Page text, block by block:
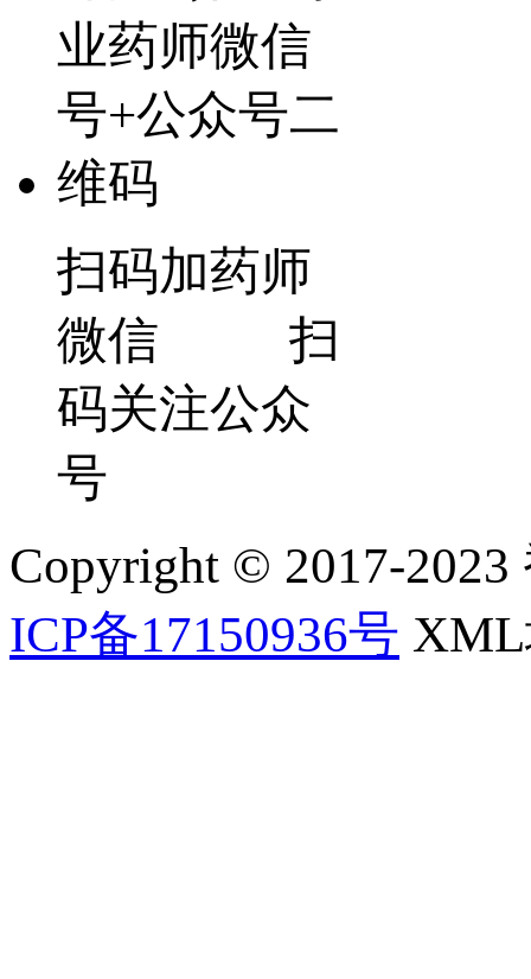
扫码加药师
微信 扫
码关注公众
号
Copyright © 2017-2023
ICP备17150936号